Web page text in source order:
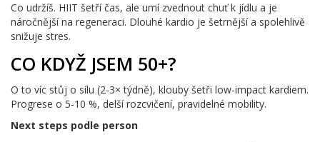
Co udržíš. HIIT šetří čas, ale umí zvednout chuť k jídlu a je
náročnější na regeneraci. Dlouhé kardio je šetrnější a spolehlivě
snižuje stres.
CO KDYŽ JSEM 50+?
O to víc stůj o sílu (2-3× týdně), klouby šetři low-impact kardiem.
Progrese o 5-10 %, delší rozcvičení, pravidelné mobility.
Next steps podle person